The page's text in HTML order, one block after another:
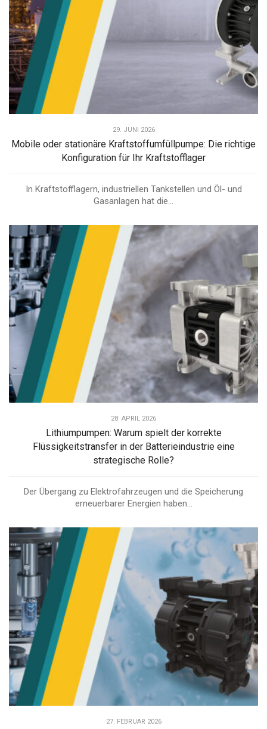
29. JUNI 2026
Mobile oder stationäre Kraftstoffumfüllpumpe: Die richtige
Konfiguration für Ihr Kraftstofflager
In Kraftstofflagern, industriellen Tankstellen und Öl- und
Gasanlagen hat die...
28. APRIL 2026
Lithiumpumpen: Warum spielt der korrekte
Flüssigkeitstransfer in der Batterieindustrie eine
strategische Rolle?
Der Übergang zu Elektrofahrzeugen und die Speicherung
erneuerbarer Energien haben...
27. FEBRUAR 2026